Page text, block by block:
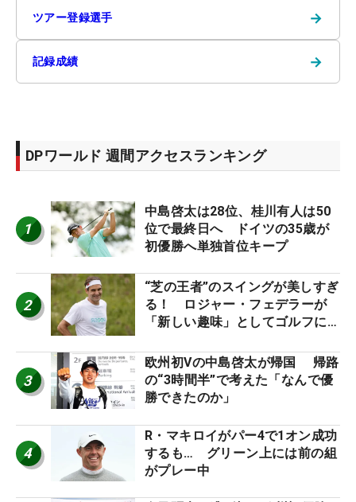
ツアー登録選手 →
記録成績 →
DPワールド 週間アクセスランキング
1
中島啓太は28位、桂川有人は50
位で最終日へ ドイツの35歳が
初優勝へ単独首位キープ
2
“芝の王者”のスイングが美しすぎ
る！ ロジャー・フェデラーが
「新しい趣味」としてゴルフに挑
3
欧州初Vの中島啓太が帰国 帰路
の“3時間半”で考えた「なんで優
勝できたのか」
4
R・マキロイがパー4で1オン成功
するも… グリーン上には前の組
がプレー中